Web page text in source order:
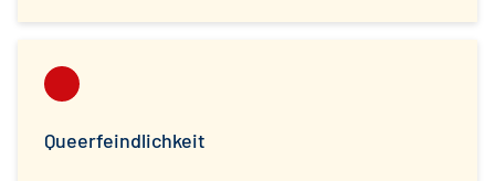
Queerfeindlichkeit